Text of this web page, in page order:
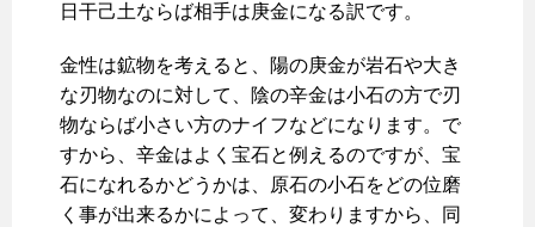
日干己土ならば相手は庚金になる訳です。
金性は鉱物を考えると、陽の庚金が岩石や大き
な刃物なのに対して、陰の辛金は小石の方で刃
物ならば小さい方のナイフなどになります。で
すから、辛金はよく宝石と例えるのですが、宝
石になれるかどうかは、原石の小石をどの位磨
く事が出来るかによって、変わりますから、同